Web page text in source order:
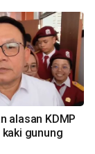
alasan KDMP
gunung